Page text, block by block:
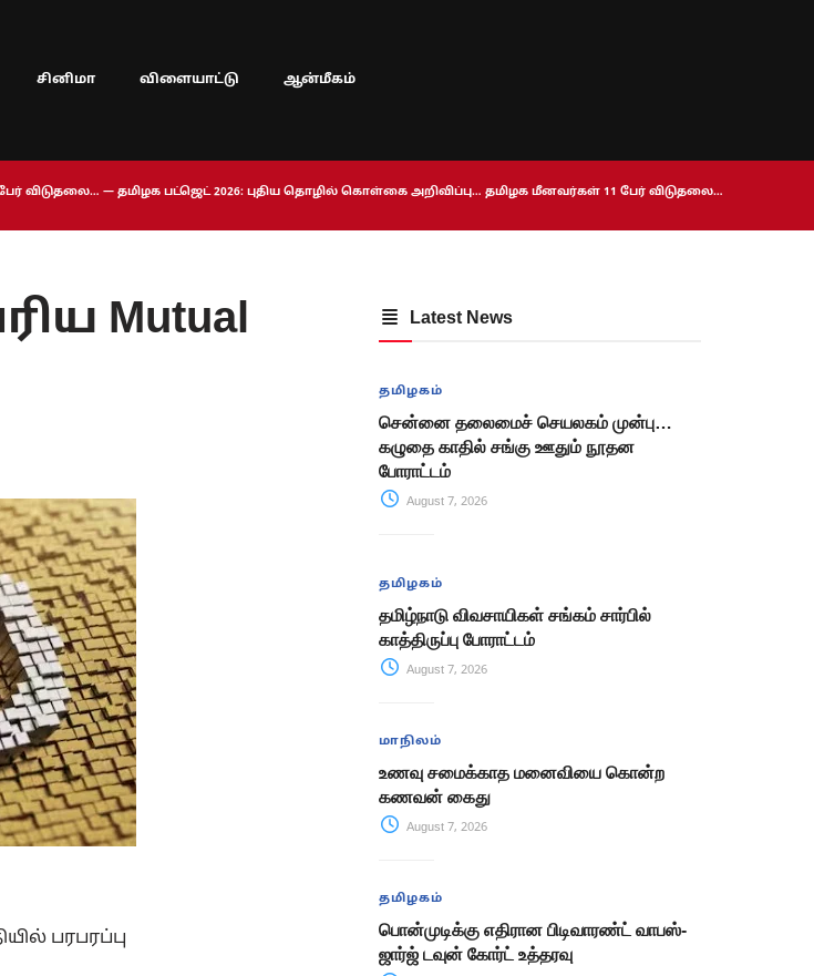
சினிமா விளையாட்டு ஆன்மீகம்
விடுதலை… — தமிழக பட்ஜெட் 2026: புதிய தொழில் கொள்கை அறிவிப்பு… தமிழக மீனவர்கள் 11 பேர் விடுதலை…
Mutual
பரபரப்பு
Latest News
தமிழகம்
சென்னை தலைமைச் செயலகம் முன்பு…
கழுதை காதில் சங்கு ஊதும் நூதன
போராட்டம்
August 7, 2026
தமிழகம்
தமிழ்நாடு விவசாயிகள் சங்கம் சார்பில்
காத்திருப்பு போராட்டம்
August 7, 2026
மாநிலம்
உணவு சமைக்காத மனைவியை கொன்ற
கணவன் கைது
August 7, 2026
தமிழகம்
பொன்முடிக்கு எதிரான பிடிவாரண்ட் வாபஸ்-
ஜார்ஜ் டவுன் கோர்ட் உத்தரவு